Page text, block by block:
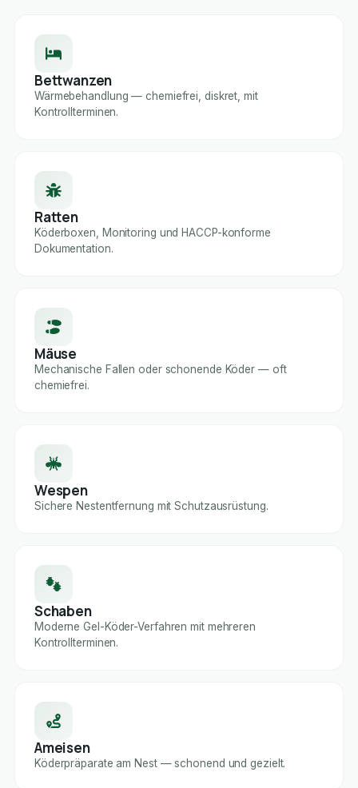
Bettwanzen
Wärmebehandlung — chemiefrei, diskret, mit
Kontrollterminen.
Ratten
Köderboxen, Monitoring und HACCP-konforme
Dokumentation.
Mäuse
Mechanische Fallen oder schonende Köder — oft
chemiefrei.
Wespen
Sichere Nestentfernung mit Schutzausrüstung.
Schaben
Moderne Gel-Köder-Verfahren mit mehreren
Kontrollterminen.
Ameisen
Köderpräparate am Nest — schonend und gezielt.